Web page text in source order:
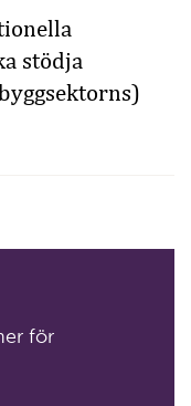
stödja
för